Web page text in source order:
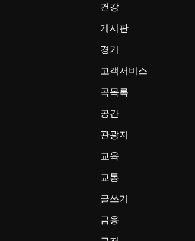
건강
게시판
경기
고객서비스
곡목록
공간
관광지
교육
교통
글쓰기
금융